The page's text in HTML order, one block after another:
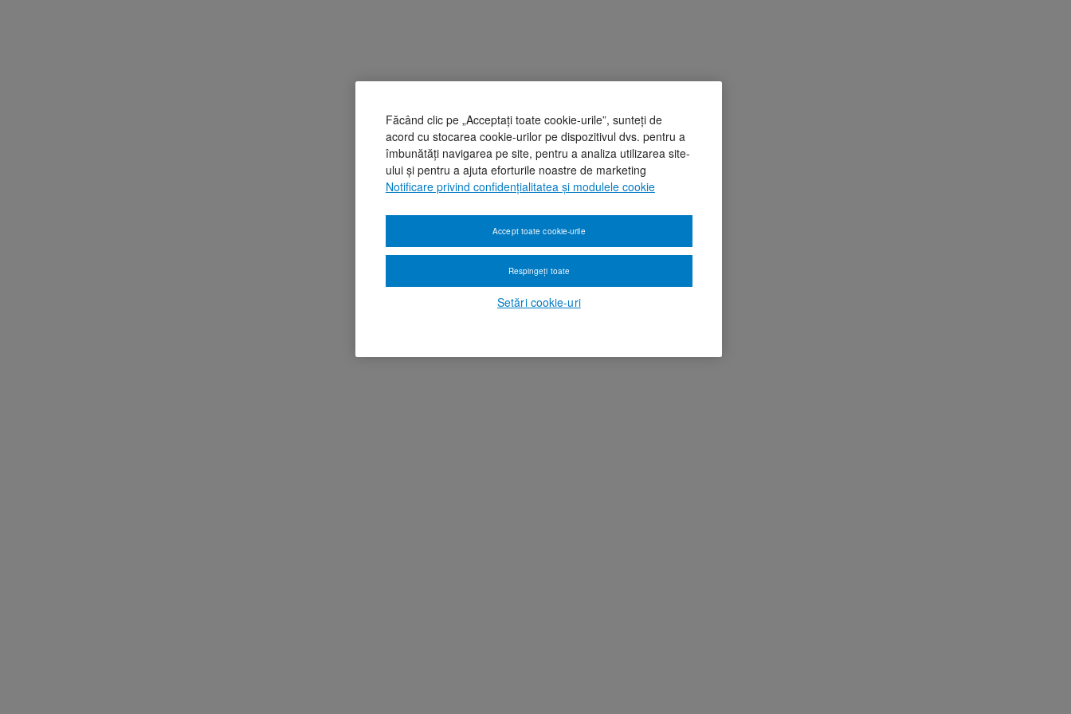
Făcând clic pe „Acceptați toate cookie-urile”, sunteți de
acord cu stocarea cookie-urilor pe dispozitivul dvs. pentru a
îmbunătăți navigarea pe site, pentru a analiza utilizarea site-
ului și pentru a ajuta eforturile noastre de marketing
Notificare privind confidențialitatea și modulele cookie
Setări cookie-uri
Respingeți toate
Accept toate cookie-urile